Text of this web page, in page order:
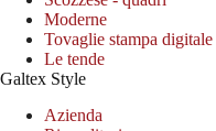
Moderne
Tovaglie stampa digitale
Le tende
Galtex Style
Azienda